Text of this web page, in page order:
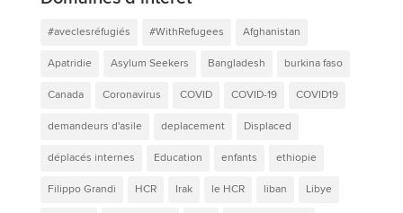
#aveclesréfugiés #WithRefugees Afghanistan
Apatridie Asylum Seekers Bangladesh burkina faso
Canada Coronavirus COVID COVID-19 COVID19
demandeurs d'asile deplacement Displaced
déplacés internes Education enfants ethiopie
Filippo Grandi HCR Irak le HCR liban Libye